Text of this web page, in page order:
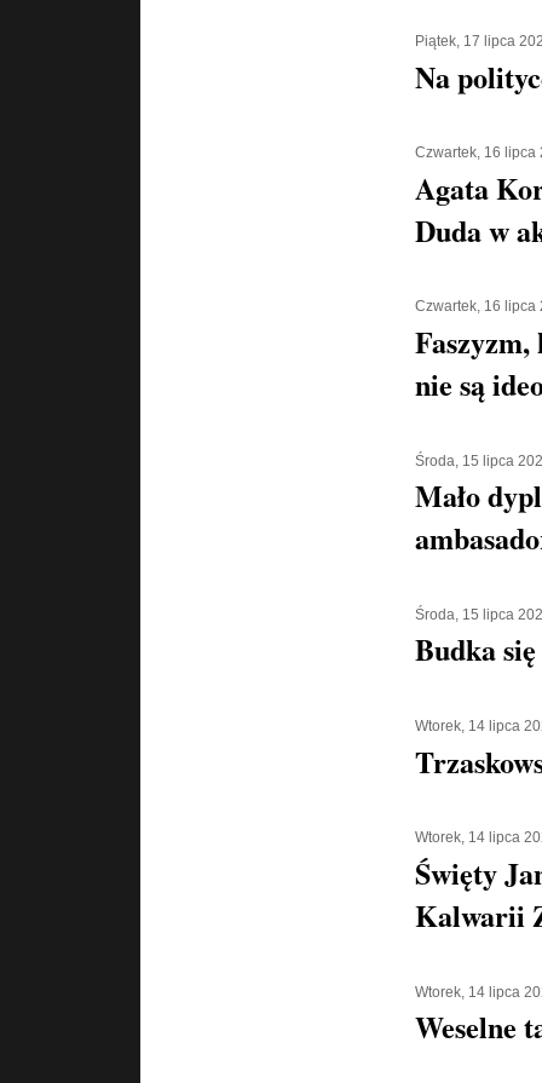
Piątek, 17 lipca
Na
Czwartek, 16 lipca
Agata
Duda w
Czwartek, 16 lipca
nie są
Środa, 15 lipca
Mało
Środa, 15 lipca
Budka
Wtorek, 14 lipca
Wtorek, 14 lipca
Święty
Kalwarii
Wtorek, 14 lipca
Weselne